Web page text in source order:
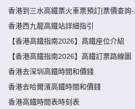
香港到三水高鐵票火車票預訂|票價查詢
香港西九龍高鐵站詳細指引
【香港高鐵指南2026】高鐵座位介紹
【香港高鐵指南2026】高鐵訂票路線圖
香港去深圳高鐵時間和價錢
香港去哈爾濱高鐵時間和價錢
香港高鐵時間表時刻表